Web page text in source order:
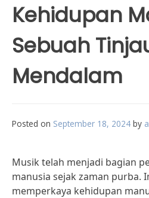
Kehidupan
Sebuah
Mendalam
Posted on September 18, 2024 by
Musik telah menjadi bagian
manusia sejak zaman purba.
memperkaya kehidupan